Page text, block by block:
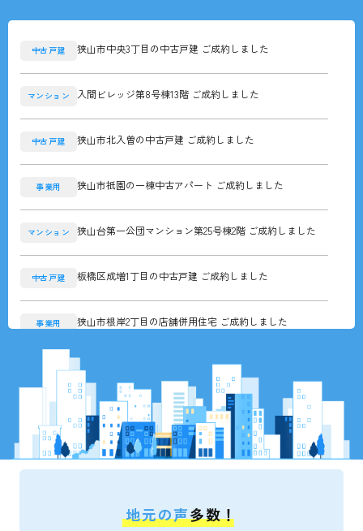
中古戸建 狭山市中央3丁目の中古戸建 ご成約しました
マンション 入間ビレッジ第8号棟13階 ご成約しました
中古戸建 狭山市北入曽の中古戸建 ご成約しました
事業用 狭山市祇園の一棟中古アパート ご成約しました
マンション 狭山台第一公団マンション第25号棟2階 ご成約しました
中古戸建 板橋区成増1丁目の中古戸建 ご成約しました
事業用 狭山市根岸2丁目の店舗併用住宅 ご成約しました
土地 狭山市入間川2丁目の土地 ご成約しました
狭山市南入曽の土地 ご成約しました
中古戸建 所沢市若狭4丁目の中古戸建 ご成約しました
地元の声多数！